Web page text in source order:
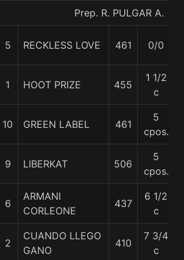
Prep. R. PULGAR A.
5 RECKLESS LOVE 461 0/0
1 HOOT PRIZE 455
1 1/2
c
10 GREEN LABEL 461
5
cpos.
9 LIBERKAT 506
5
cpos.
6
ARMANI
CORLEONE
437
6 1/2
c
2
CUANDO LLEGO
GANO
410
7 3/4
c